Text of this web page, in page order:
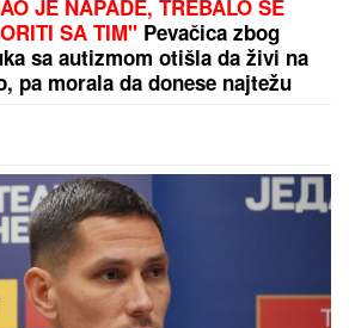
ga potok u podrumu:
u Banji Koviljači